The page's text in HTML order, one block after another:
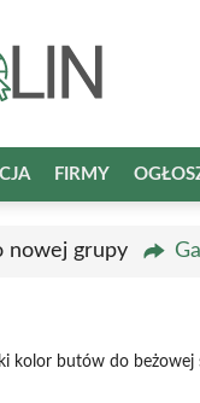
FIRMY
nowej grupy
kolor butów do beżowej